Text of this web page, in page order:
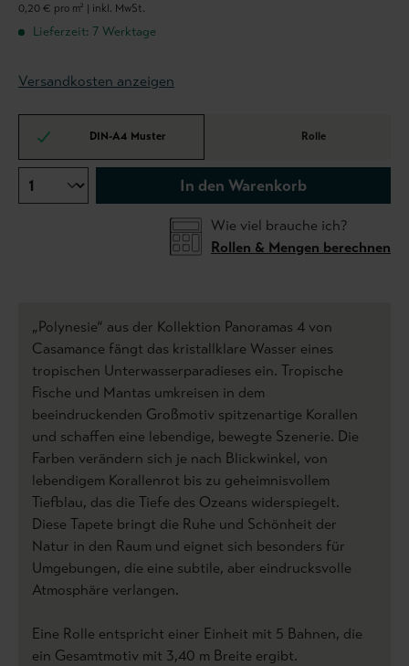
0,20 € pro m² | inkl. MwSt.
Lieferzeit: 7 Werktage
Versandkosten anzeigen
DIN-A4 Muster Rolle
In den Warenkorb
Wie viel brauche ich?
Rollen & Mengen berechnen
„Polynesie“ aus der Kollektion Panoramas 4 von
Casamance fängt das kristallklare Wasser eines
tropischen Unterwasserparadieses ein. Tropische
Fische und Mantas umkreisen in dem
beeindruckenden Großmotiv spitzenartige Korallen
und schaffen eine lebendige, bewegte Szenerie. Die
Farben verändern sich je nach Blickwinkel, von
lebendigem Korallenrot bis zu geheimnisvollem
Tiefblau, das die Tiefe des Ozeans widerspiegelt.
Diese Tapete bringt die Ruhe und Schönheit der
Natur in den Raum und eignet sich besonders für
Umgebungen, die eine subtile, aber eindrucksvolle
Atmosphäre verlangen.
Eine Rolle entspricht einer Einheit mit 5 Bahnen, die
ein Gesamtmotiv mit 3,40 m Breite ergibt.